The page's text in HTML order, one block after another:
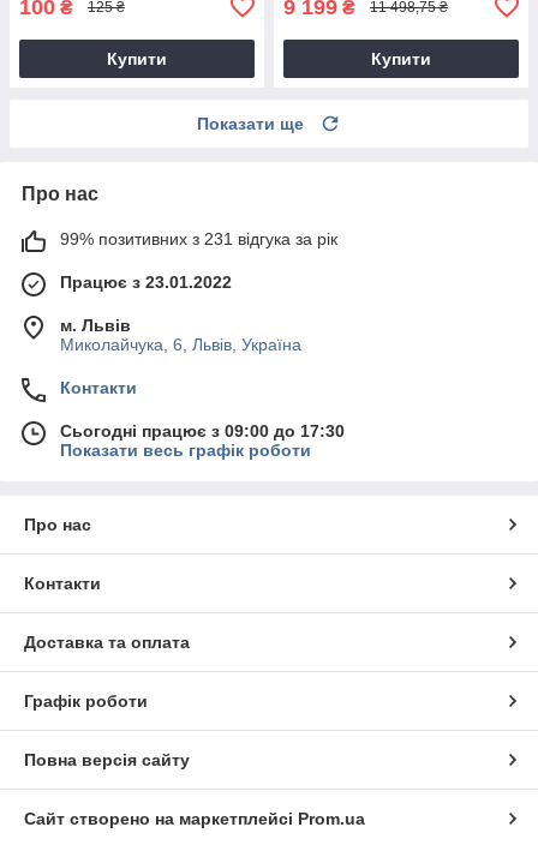
100 ₴ 125 ₴
Купити
9 199 ₴ 11 498,75 ₴
Купити
Показати ще
Про нас
99% позитивних з 231 відгука за рік
Працює з 23.01.2022
м. Львів
Миколайчука, 6, Львів, Україна
Контакти
Сьогодні працює з 09:00 до 17:30
Показати весь графік роботи
Про нас
Контакти
Доставка та оплата
Графік роботи
Повна версія сайту
Сайт створено на маркетплейсі Prom.ua